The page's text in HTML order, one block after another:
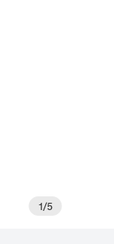
1/5